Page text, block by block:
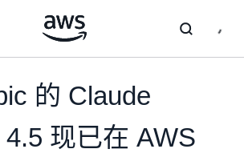
的 Claude
现已在 AWS